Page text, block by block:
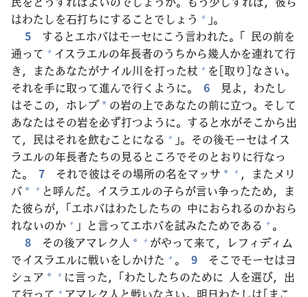
はわたしを石打ちにすることでしょう + 」。
5
するとエホバはモーセにこう言われた。「 民の前を
通って + イスラエルの年長者のうちから幾人かを連れて行
き，またあなたがナイル川を打った杖 + を[取り]なさい。
それを手に取って進んで行くように。 6 見よ，わたし
はそこの，ホレブ * の岩の 上であなたの前に立つ。そして
あなたはその岩を必ず打つように。すると水がそこから出
て， 民はそれを飲むことになる + 」。その後モーセはイス
ラエルの年長者たちの見るところでそのとおりに行なっ
た。
7 それで彼はその場所の名をマッサ * + ，またメリ
バ * + と呼んだ。イスラエルの子らが言い争ったため，ま
た彼らが，「エホバはわたしたちの 中におられるのかおら
れないのか + 」と言ってエホバを試みたためである + 。
8
その後アマレク人 * + がやって来て，レフィディム
でイスラエルに戦いをしかけた + 。 9
そこでモーセはヨ
シュア * + に言った，「わたしたちのために 人を選び， 出
て行って + アマレク人と戦いなさい。 明日わたしは[まこ